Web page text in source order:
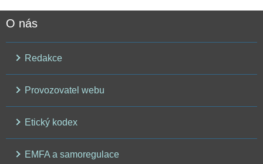
O nás
Redakce
Provozovatel webu
Etický kodex
EMFA a samoregulace